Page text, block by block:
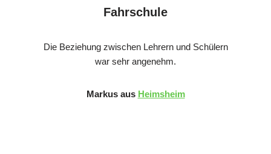
Fahrschule
Die Beziehung zwischen Lehrern und Schülern
war sehr angenehm.
Markus aus Heimsheim